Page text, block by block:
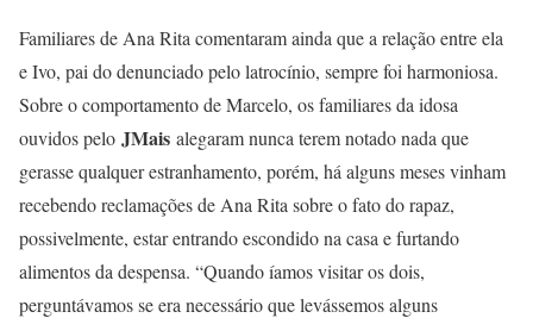
Familiares de Ana Rita comentaram ainda que a relação entre ela
e Ivo, pai do denunciado pelo latrocínio, sempre foi harmoniosa.
Sobre o comportamento de Marcelo, os familiares da idosa
ouvidos pelo JMais alegaram nunca terem notado nada que
gerasse qualquer estranhamento, porém, há alguns meses vinham
recebendo reclamações de Ana Rita sobre o fato do rapaz,
possivelmente, estar entrando escondido na casa e furtando
alimentos da despensa. “Quando íamos visitar os dois,
perguntávamos se era necessário que levássemos alguns